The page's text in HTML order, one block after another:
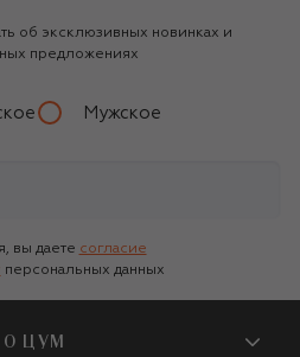
об эксклюзивных новинках и
предложениях
Мужское
вы даете согласие
персональных данных
О ЦУМ